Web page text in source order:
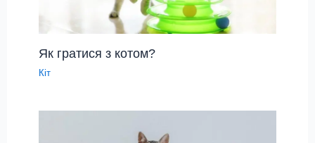
Як гратися з котом?
Кіт